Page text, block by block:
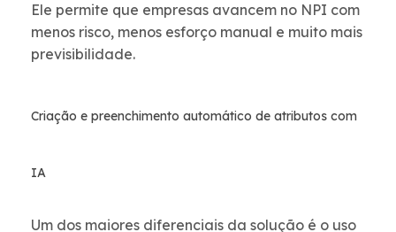
Ele permite que empresas avancem no NPI com
menos risco, menos esforço manual e muito mais
previsibilidade.
Criação e preenchimento automático de atributos com
IA
Um dos maiores diferenciais da solução é o uso